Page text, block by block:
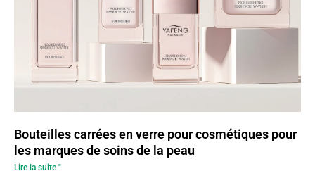
Bouteilles carrées en verre pour cosmétiques pour
les marques de soins de la peau
Lire la suite "